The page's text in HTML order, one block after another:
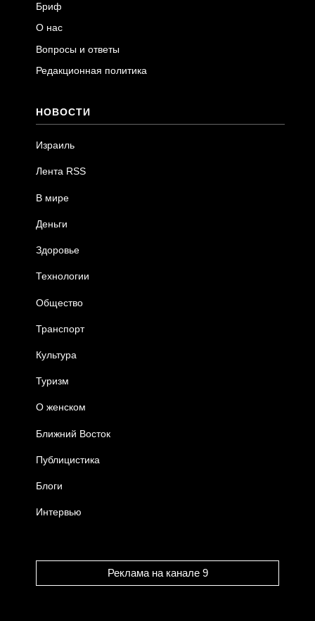
Бриф
О нас
Вопросы и ответы
Редакционная политика
НОВОСТИ
Израиль
Лента RSS
В мире
Деньги
Здоровье
Технологии
Общество
Транспорт
Культура
Туризм
О женском
Ближний Восток
Публицистика
Блоги
Интервью
Реклама на канале 9